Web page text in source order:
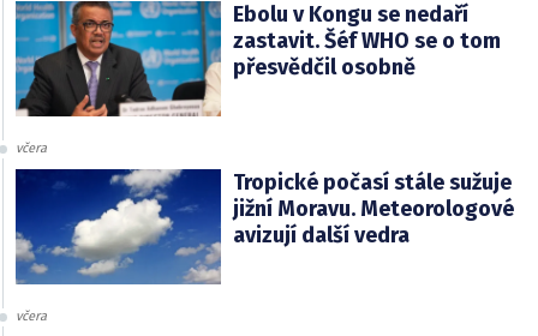
Ebolu v Kongu se nedaří
zastavit. Šéf WHO se o tom
přesvědčil osobně
včera
Tropické počasí stále sužuje
jižní Moravu. Meteorologové
avizují další vedra
včera